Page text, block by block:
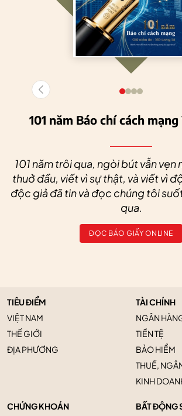
101 năm Báo chí cách
101 năm trôi qua, ngòi bút vẫn vẹn
thuở đầu, viết vì sự thật, và viết vì
độc giả đã tin và đọc chúng tôi
qua.
ĐỌC BÁO GIẤY ONLINE
TIÊU ĐIỂM
VIỆT NAM
THẾ GIỚI
ĐỊA PHƯƠNG
TÀI CHÍNH
NGÂN
TIỀN TỆ
BẢO HIỂM
THUẾ,
KINH
CHỨNG KHOÁN
BẤT ĐỘNG